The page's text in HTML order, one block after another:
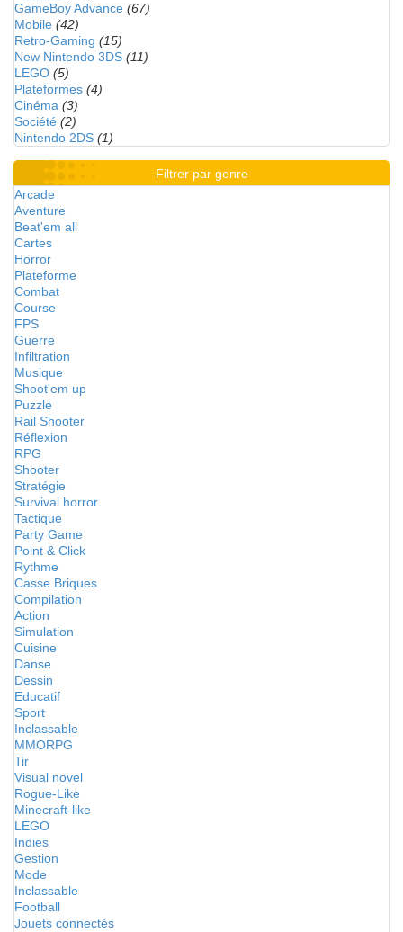
GameBoy Advance (67)
Mobile (42)
Retro-Gaming (15)
New Nintendo 3DS (11)
LEGO (5)
Plateformes (4)
Cinéma (3)
Société (2)
Nintendo 2DS (1)
Filtrer par genre
Arcade
Aventure
Beat'em all
Cartes
Horror
Plateforme
Combat
Course
FPS
Guerre
Infiltration
Musique
Shoot'em up
Puzzle
Rail Shooter
Réflexion
RPG
Shooter
Stratégie
Survival horror
Tactique
Party Game
Point & Click
Rythme
Casse Briques
Compilation
Action
Simulation
Cuisine
Danse
Dessin
Educatif
Sport
Inclassable
MMORPG
Tir
Visual novel
Rogue-Like
Minecraft-like
LEGO
Indies
Gestion
Mode
Inclassable
Football
Jouets connectés